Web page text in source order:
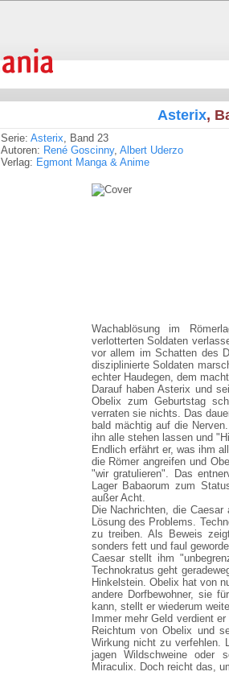
Asterix,
Serie: Asterix, Band 23
Autoren: René Goscinny, Albert Uderzo
Verlag: Egmont Manga & Anime
Wachablösung im
verlotterten Soldaten
vor allem im Schatten des
disziplinierte Soldaten
echter Haudegen, dem
Darauf haben Asterix und
Obelix zum Geburtstag
verraten sie nichts. Das
bald mächtig auf die
ihn alle stehen lassen und
Endlich erfährt er, was ihm
die Römer angreifen und
"wir gratulieren". Das
Lager Babaorum zum
außer Acht.
Die Nachrichten, die
Lösung des Problems.
zu treiben. Als Beweis
sonders fett und faul
Caesar stellt ihm
Technokratus geht
Hinkelstein. Obelix hat von
andere Dorfbewohner, sie
kann, stellt er wiederum
Immer mehr Geld verdient
Reichtum von Obelix und
Wirkung nicht zu verfehlen.
jagen Wildschweine oder
Miraculix. Doch reicht das,